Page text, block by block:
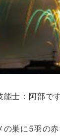
士：阿部です
巣に5羽の